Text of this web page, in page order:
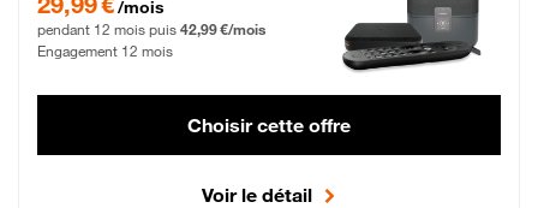
/mois
pendant 12 mois puis 42,99 €/mois
Engagement 12 mois
Choisir cette offre
Voir le détail